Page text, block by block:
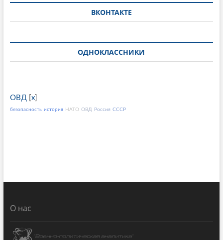
ВКОНТАКТЕ
ОДНОКЛАССНИКИ
ОВД[ x]
безопасность история НАТО ОВД Россия СССР
О нас